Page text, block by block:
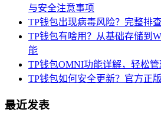
与安全注意事项
TP钱包出现病毒风险？完整排
TP钱包有啥用？从基础存储到
能
TP钱包OMNI功能详解，轻松
TP钱包如何安全更新？官方正
最近发表